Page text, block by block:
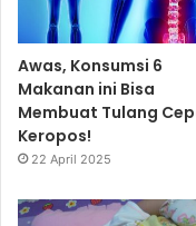
Awas, Konsumsi 6
Makanan ini Bisa
Membuat Tulang
Keropos!
22 April 2025